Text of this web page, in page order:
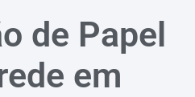
de Papel
em